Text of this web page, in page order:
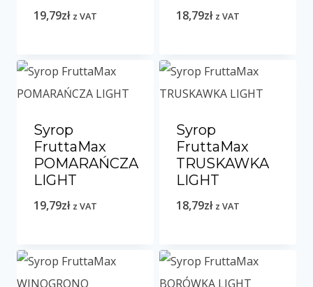
19,79zł z VAT 18,79zł z VAT
Syrop
FruttaMax
POMARAŃCZA
LIGHT
19,79zł z VAT
Syrop
FruttaMax
TRUSKAWKA
LIGHT
18,79zł z VAT